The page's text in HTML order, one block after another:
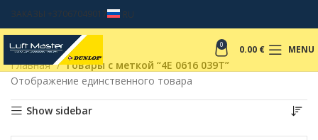
ЗАКАЗЫ +37067049017 RU
0 0.00 € MENU
Главная
Товары с меткой “4E 0616 039T”
Отображение единственного товара
Show sidebar